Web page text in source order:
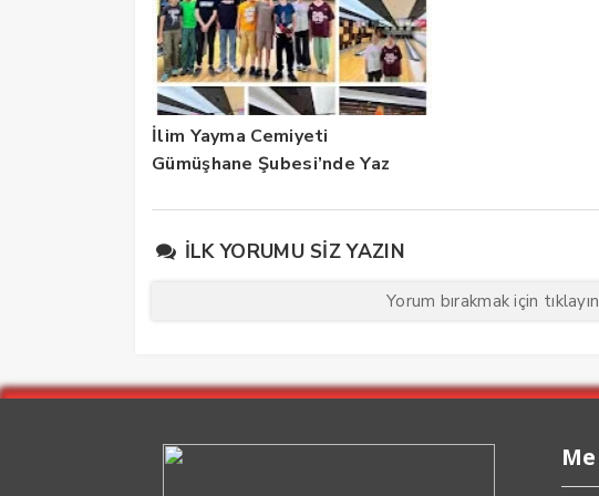
İlim Yayma Cemiyeti
Gümüşhane Şubesi’nde Yaz
İLK YORUMU SIZ YAZIN
Yorum bırakmak için